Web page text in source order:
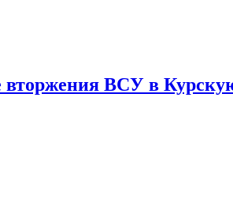
вторжения ВСУ в